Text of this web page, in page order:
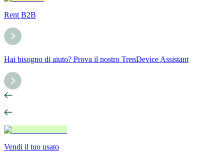
Rent B2B
Hai bisogno di aiuto? Prova il nostro TrenDevice Assistant
Vendi il tuo usato